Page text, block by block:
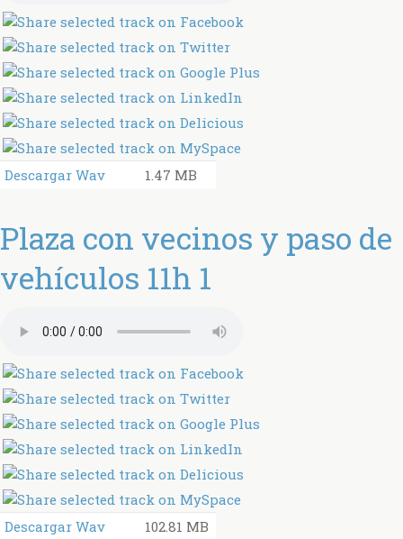
Descargar Wav 1.47 MB
Plaza con vecinos y paso de
vehículos 11h 1
Descargar Wav 102.81 MB